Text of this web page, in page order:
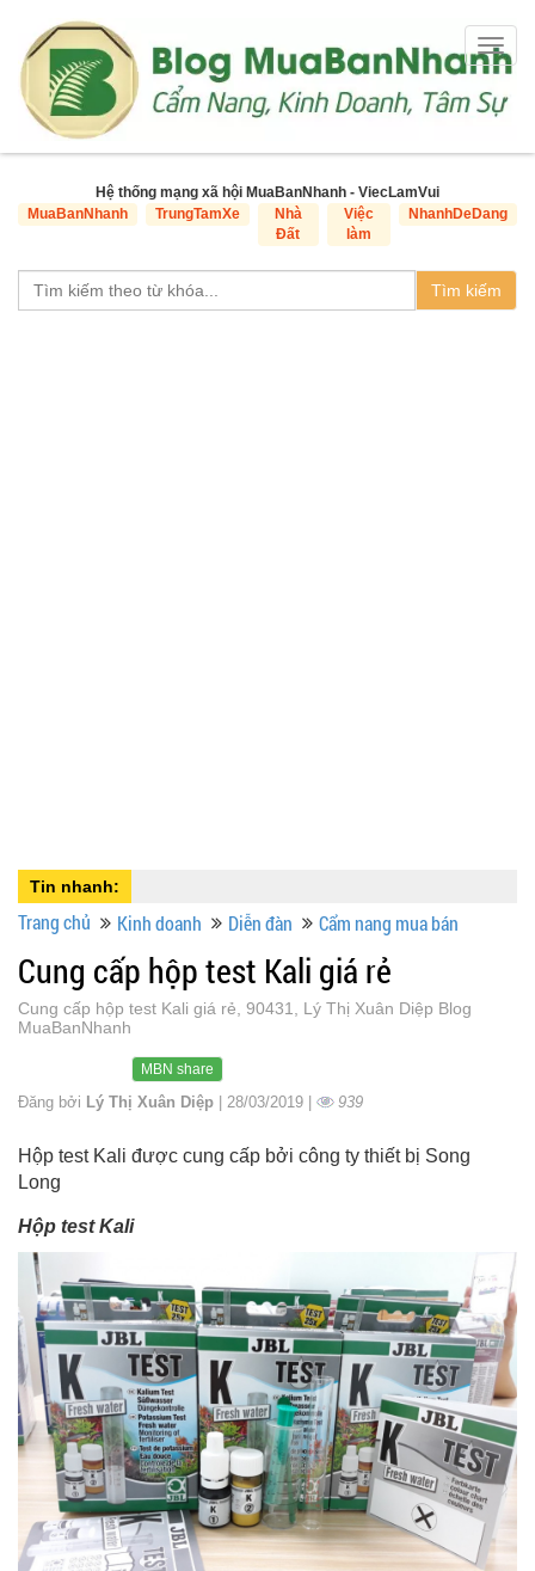
Hệ thống mạng xã hội MuaBanNhanh - ViecLamVui
MuaBanNhanh
TrungTamXe
Nhà
Đất
Việc
làm
NhanhDeDang
Tìm kiếm
Tin nhanh:
Trang chủ Kinh doanh Diễn đàn Cẩm nang mua bán
Cung cấp hộp test Kali giá rẻ
Cung cấp hộp test Kali giá rẻ, 90431, Lý Thị Xuân Diệp Blog
MuaBanNhanh
MBN share
Đăng bởi Lý Thị Xuân Diệp | 28/03/2019 | 939
Hộp test Kali được cung cấp bởi công ty thiết bị Song
Long
Hộp test Kali